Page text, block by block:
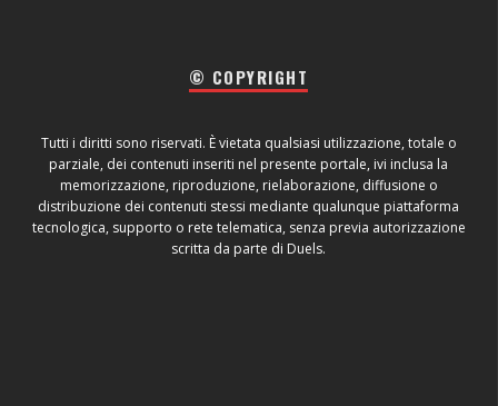
© COPYRIGHT
Tutti i diritti sono riservati. È vietata qualsiasi utilizzazione, totale o
parziale, dei contenuti inseriti nel presente portale, ivi inclusa la
memorizzazione, riproduzione, rielaborazione, diffusione o
distribuzione dei contenuti stessi mediante qualunque piattaforma
tecnologica, supporto o rete telematica, senza previa autorizzazione
scritta da parte di Duels.